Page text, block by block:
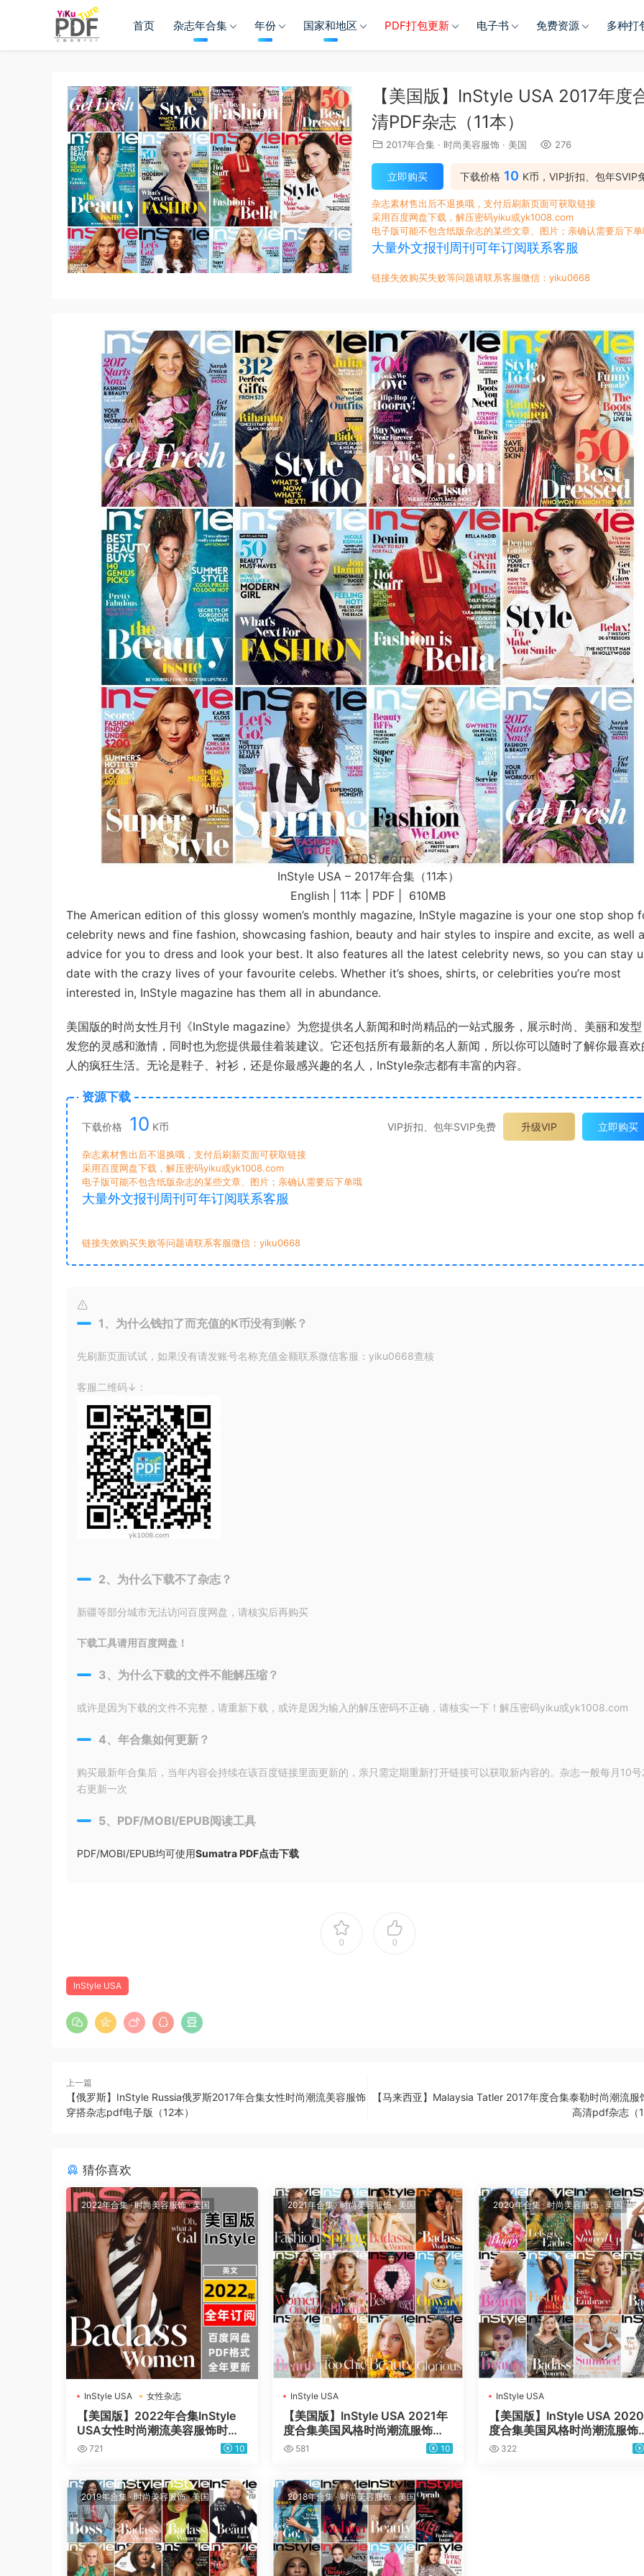
首页 杂志年合集 年份 国家和地区 PDF打包更新 电子书 免费资源 多种打
【美国版】InStyle USA 2017年
清PDF杂志（11本）
2017年合集 · 时尚美容服饰 · 美国 276
下载价格 10 K币，VIP折扣、包年SVIP
立即购买
杂志素材售出后不退换哦，支付后刷新页面可获取链接
采用百度网盘下载，解压密码yiku或yk1008.com
电子版可能不包含纸版杂志的某些文章、图片；亲确认需要后下
大量外文报刊周刊可年订阅联系客服
链接失效购买失败等问题请联系客服微信：yiku0668
InStyle USA – 2017年合集（11本）
English | 11本 | PDF | 610MB
The American edition of this glossy women’s monthly magazine, InStyle magazine is your one stop shop
celebrity news and fine fashion, showcasing fashion, beauty and hair styles to inspire and excite, as well
advice for you to dress and look your best. It also features all the latest celebrity news, so you can stay
date with the crazy lives of your favourite celebs. Whether it’s shoes, shirts, or celebrities you’re most
interested in, InStyle magazine has them all in abundance.
美国版的时尚女性月刊《InStyle magazine》为您提供名人新闻和时尚精品的一站式服务，展示时尚、美丽和发
发您的灵感和激情，同时也为您提供最佳着装建议。它还包括所有最新的名人新闻，所以你可以随时了解你最喜欢
人的疯狂生活。无论是鞋子、衬衫，还是你最感兴趣的名人，InStyle杂志都有丰富的内容。
资源下载
下载价格 10 K币 VIP折扣、包年SVIP免费 升级VIP 立即购买
杂志素材售出后不退换哦，支付后刷新页面可获取链接
采用百度网盘下载，解压密码yiku或yk1008.com
电子版可能不包含纸版杂志的某些文章、图片；亲确认需要后下单哦
大量外文报刊周刊可年订阅联系客服
链接失效购买失败等问题请联系客服微信：yiku0668
1、为什么钱扣了而充值的K币没有到帐？
先刷新页面试试，如果没有请发账号名称充值金额联系微信客服：yiku0668查核
客服二维码↓：
2、为什么下载不了杂志？
新疆等部分城市无法访问百度网盘，请核实后再购买
下载工具请用百度网盘！
3、为什么下载的文件不能解压缩？
或许是因为下载的文件不完整，请重新下载，或许是因为输入的解压密码不正确，请核实一下！解压密码yiku或yk1008.com
4、年合集如何更新？
购买最新年合集后，当年内容会持续在该百度链接里面更新的，亲只需定期重新打开链接可以获取新内容的。杂志一般每月10号
右更新一次
5、PDF/MOBI/EPUB阅读工具
PDF/MOBI/EPUB均可使用Sumatra PDF点击下载
0 0
InStyle USA
上一篇
【俄罗斯】InStyle Russia俄罗斯2017年合集女性时尚潮流美容服饰
穿搭杂志pdf电子版（12本）
【马来西亚】Malaysia Tatler 2017年度合集泰勒时尚潮流服
高清pdf杂志（
猜你喜欢
2022年合集·时尚美容服饰·美国
InStyle USA 女性杂志
【美国版】2022年合集InStyle
USA女性时尚潮流美容服饰时装
穿搭杂志pdf电子版（持续更新）
721 10
2021年合集·时尚美容服饰·美国
InStyle USA
【美国版】InStyle USA 2021年
度合集美国风格时尚潮流服饰美
容高清PDF杂志（12本）
581 10
2020年合集·时尚美容服饰·美国
InStyle USA
【美国版】InStyle USA
度合集美国风格时尚潮流服饰
容高清PDF杂志（12本）
322
2019年合集· 时尚美容服饰·美国 2018年合集·时尚美容服饰·美国